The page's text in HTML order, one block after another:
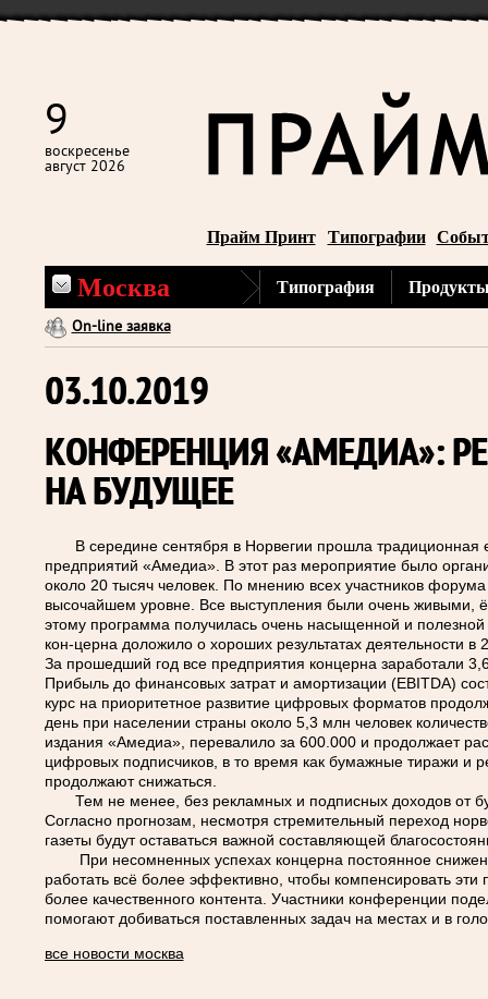
9
воскресенье
август 2026
Прайм Принт Типографии
Москва Типография
On-line заявка
03.10.2019
КОНФЕРЕНЦИЯ «АМЕДИА»:
НА БУДУЩЕЕ
В середине сентября в Норвегии прошла традиционная
предприятий «Амедиа». В этот раз мероприятие было
около 20 тысяч человек. По мнению всех участников
высочайшем уровне. Все выступления были очень
этому программа получилась очень насыщенной и
кон-церна доложило о хороших результатах деятельности
За прошедший год все предприятия концерна заработали
Прибыль до финансовых затрат и амортизации (EBITDA)
курс на приоритетное развитие цифровых форматов
день при населении страны около 5,3 млн человек
издания «Амедиа», перевалило за 600.000 и продолжает
цифровых подписчиков, в то время как бумажные тиражи и
продолжают снижаться.
Тем не менее, без рекламных и подписных доходов от
Согласно прогнозам, несмотря стремительный переход
газеты будут оставаться важной составляющей
При несомненных успехах концерна постоянное
работать всё более эффективно, чтобы компенсировать эти
более качественного контента. Участники конференции
помогают добиваться поставленных задач на местах и в
все новости москва